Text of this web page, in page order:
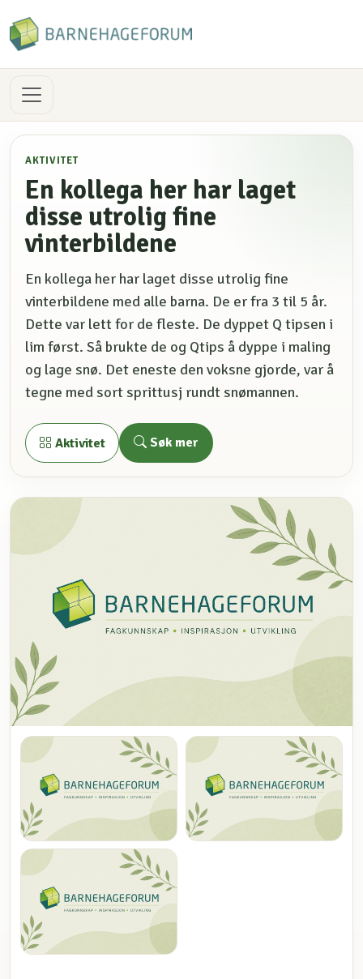
AKTIVITET
En kollega her har laget
disse utrolig fine
vinterbildene
En kollega her har laget disse utrolig fine
vinterbildene med alle barna. De er fra 3 til 5 år.
Dette var lett for de fleste. De dyppet Q tipsen i
lim først. Så brukte de og Qtips å dyppe i maling
og lage snø. Det eneste den voksne gjorde, var å
tegne med sort sprittusj rundt snømannen.
Aktivitet Søk mer